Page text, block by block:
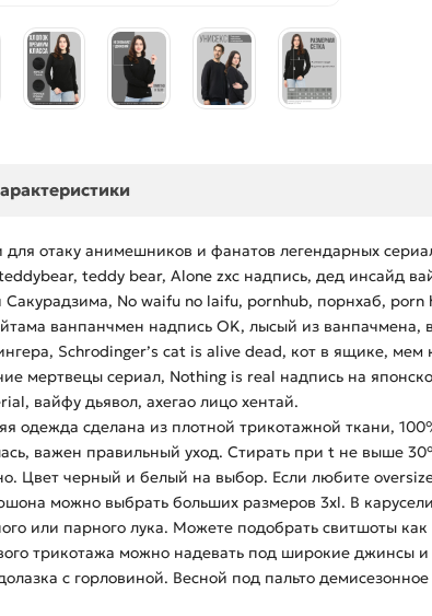
для отаку анимешников и фанатов легендарных
teddy bear, Alone zxc надпись, дед инсайд
No waifu no laifu, pornhub, порнхаб,
ванпанчмен надпись OK, лысый из ванпачмена,
Schrodinger’s cat is alive dead, кот в ящике,
мертвецы сериал, Nothing is real надпись на
вайфу дьявол, ахегао лицо хентай.
одежда сделана из плотной трикотажной ткани,
важен правильный уход. Стирать при t не выше
Цвет черный и белый на выбор. Если любите
можно выбрать больших размеров 3xl. В
или парного лука. Можете подобрать свитшоты
трикотажа можно надевать под широкие джинсы
с горловиной. Весной под пальто